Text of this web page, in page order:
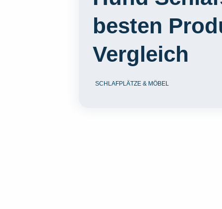
besten
Vergleich
SCHLAFPLÄTZE & MÖBEL